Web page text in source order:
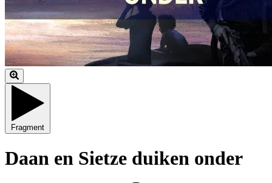
Fragment
Daan en Sietze duiken onder